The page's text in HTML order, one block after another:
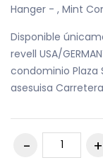
Hanger - , Mint
Disponible
revell USA/
condominio Plaza
asesuisa